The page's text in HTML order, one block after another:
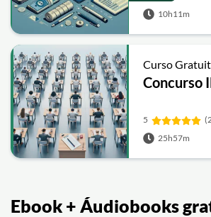
10h11m
Curso
Concurso
5
25h57m
Ebook + Áudiobooks